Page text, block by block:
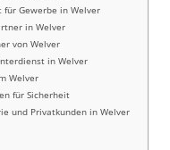
Gewerbe in Welver
in Welver
von Welver
in Welver
Welver
für Sicherheit
und Privatkunden in Welver